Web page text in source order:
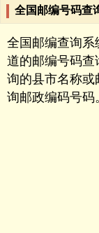
全国邮编号码查
全国邮编查询系
道的邮编号码查
询的县市名称或
询邮政编码号码